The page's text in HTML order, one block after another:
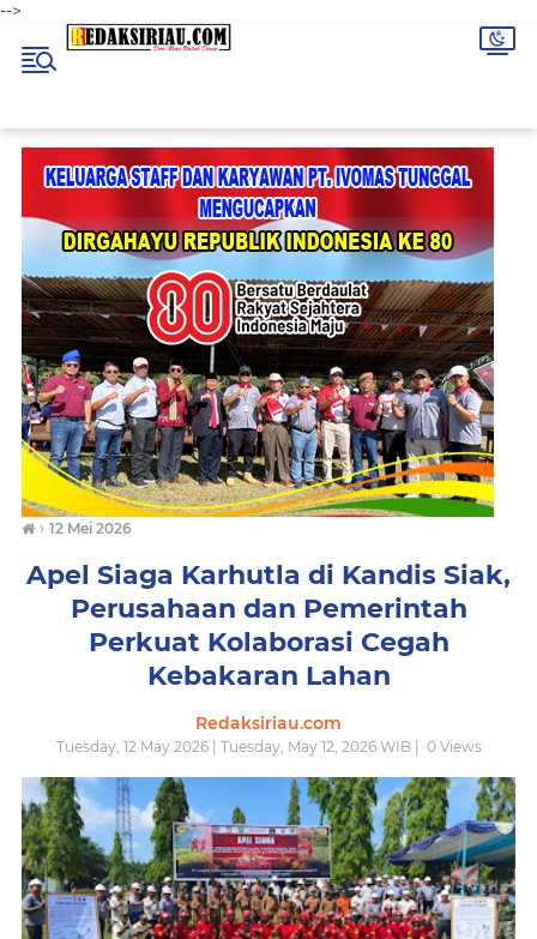
-->
› 12 Mei 2026
Apel Siaga Karhutla di Kandis Siak,
Perusahaan dan Pemerintah
Perkuat Kolaborasi Cegah
Kebakaran Lahan
Redaksiriau.com
Tuesday, 12 May 2026 | Tuesday, May 12, 2026 WIB | 0Views